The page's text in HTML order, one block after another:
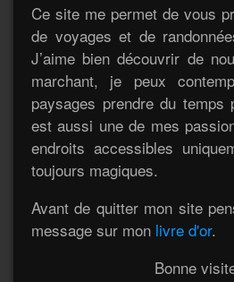
Ce site me permet de vous
de voyages et de
J’aime bien découvrir de
marchant, je peux
paysages prendre du temps
est aussi une de mes
endroits accessibles
toujours magiques.
Avant de quitter mon site
message sur mon livre d'or.
Bonne